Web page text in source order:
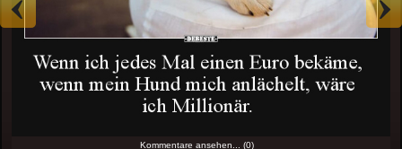
Kommentare ansehen... (0)